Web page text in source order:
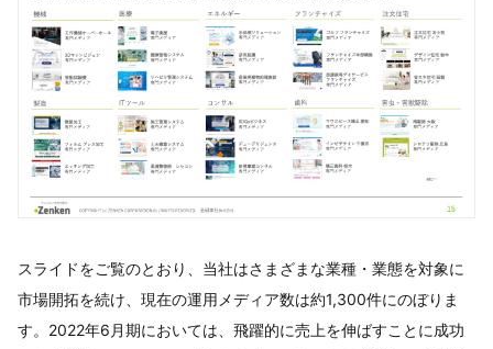
スライドをご覧のとおり、当社はさまざまな業種・業態を対象に
市場開拓を続け、現在の運用メディア数は約1,300件にのぼりま
す。2022年6月期においては、飛躍的に売上を伸ばすことに成功